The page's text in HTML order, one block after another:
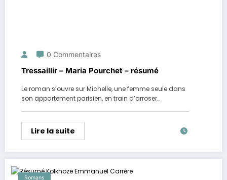
0 Commentaires
Tressaillir – Maria Pourchet – résumé
Le roman s’ouvre sur Michelle, une femme seule dans
son appartement parisien, en train d’arroser…
Lire la suite
Romans